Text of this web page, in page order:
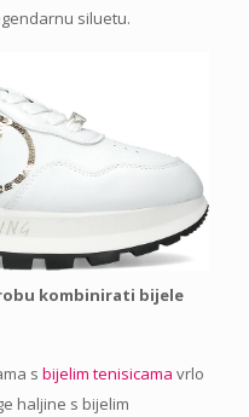
siluetu.
kombinirati bijele
s bijelim tenisicama vrlo
haljine s bijelim